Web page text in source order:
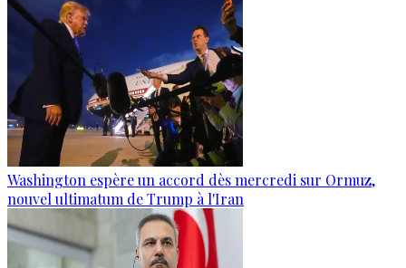
Washington espère un accord dès mercredi sur Ormuz,
nouvel ultimatum de Trump à l'Iran